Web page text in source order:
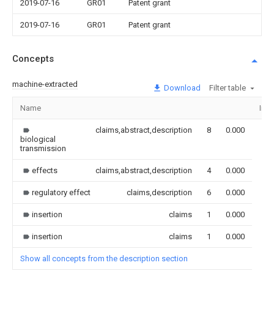
2019-07-16 GR01 Patent grant
2019-07-16 GR01 Patent grant
Concepts
machine-extracted Download Filter table
Name
biological
transmission
claims,abstract,description 8 0.000
effects claims,abstract,description 4 0.000
regulatory effect claims,description 6 0.000
insertion claims 1 0.000
insertion claims 1 0.000
Show all concepts from the description section